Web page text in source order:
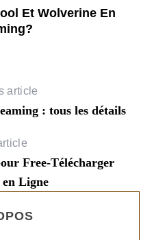
Et Wolverine En
article
: tous les détails
Free-Télécharger
Ligne